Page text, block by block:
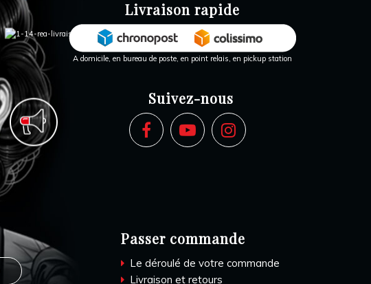
Livraison rapide
A domicile, en bureau de poste, en point relais, en pickup station
Suivez-nous
Passer commande
Le déroulé de votre commande
Livraison et retours